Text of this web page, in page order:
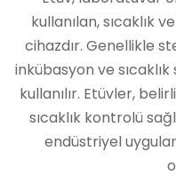
kullanılan, sıcaklık
cihazdır. Genellikle
inkübasyon ve
kullanılır. Etüvler,
sıcaklık kontrolü
endüstriyel